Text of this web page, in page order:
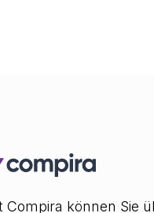
Compira können Sie